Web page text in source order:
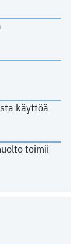
käyttöä
toimii